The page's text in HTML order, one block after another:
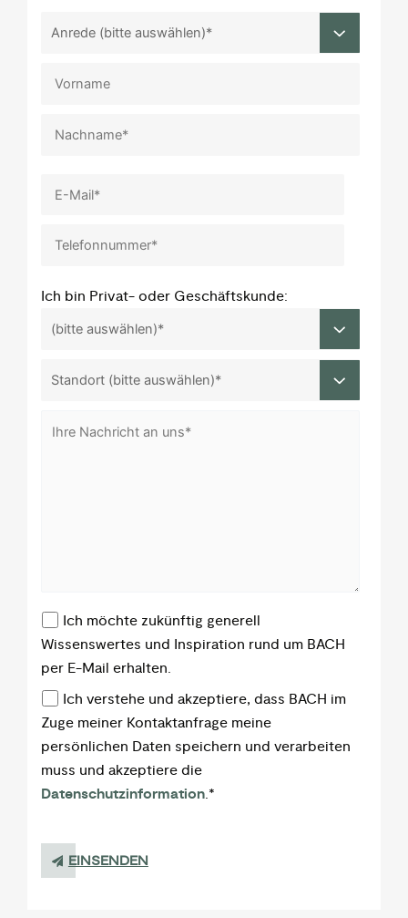
Ich bin Privat- oder Geschäftskunde:
Ich möchte zukünftig generell
Wissenswertes und Inspiration rund um BACH
per E-Mail erhalten.
Ich verstehe und akzeptiere, dass BACH im
Zuge meiner Kontaktanfrage meine
persönlichen Daten speichern und verarbeiten
muss und akzeptiere die
Datenschutzinformation.*